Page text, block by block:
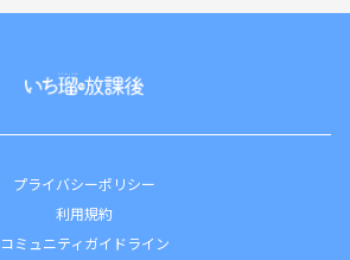
プライバシーポリシー
利用規約
コミュニティガイドライン